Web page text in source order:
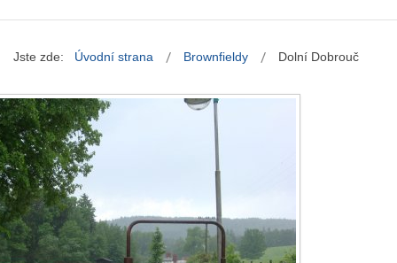
Jste zde: Úvodní strana Brownfieldy Dolní Dobrouč